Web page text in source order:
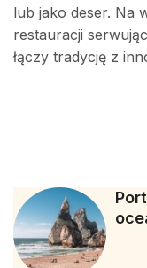
lub jako deser. Na
restauracji
łączy tradycję z